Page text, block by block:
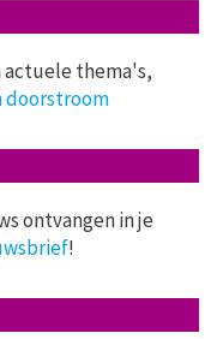
thema's,
doorstroom
ontvangen in je
!